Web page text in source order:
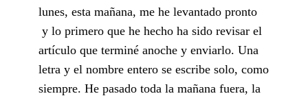
lunes, esta mañana, me he levantado pronto
y lo primero que he hecho ha sido revisar el
artículo que terminé anoche y enviarlo. Una
letra y el nombre entero se escribe solo, como
siempre. He pasado toda la mañana fuera, la